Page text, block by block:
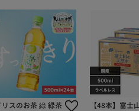
リスのお茶 綠 緑茶
【48本】富士